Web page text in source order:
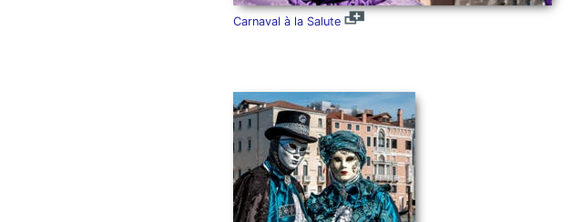
Carnaval à la Salute